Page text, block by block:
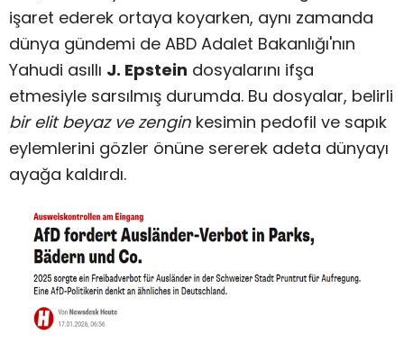
işaret ederek ortaya koyarken, aynı zamanda
dünya gündemi de ABD Adalet Bakanlığı'nın
Yahudi asıllı J. Epstein dosyalarını ifşa
etmesiyle sarsılmış durumda. Bu dosyalar, belirli
bir elit beyaz ve zengin kesimin pedofil ve sapık
eylemlerini gözler önüne sererek adeta dünyayı
ayağa kaldırdı.